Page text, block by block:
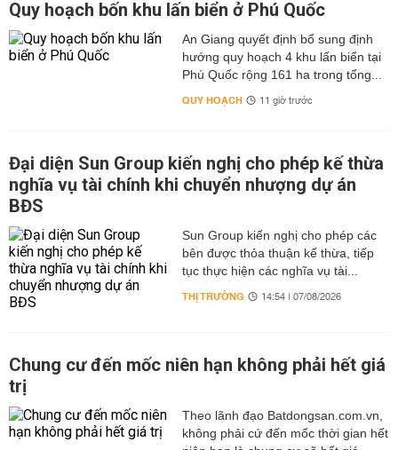
Quy hoạch bốn khu lấn biển ở Phú Quốc
An Giang quyết định bổ sung định
hướng quy hoạch 4 khu lấn biển tại
Phú Quốc rộng 161 ha trong tổng...
QUY HOẠCH 11 giờ trước
Đại diện Sun Group kiến nghị cho phép kế thừa
nghĩa vụ tài chính khi chuyển nhượng dự án
BĐS
Sun Group kiến nghị cho phép các
bên được thỏa thuận kế thừa, tiếp
tục thực hiện các nghĩa vụ tài...
THỊ TRƯỜNG 14:54 | 07/08/2026
Chung cư đến mốc niên hạn không phải hết giá
trị
Theo lãnh đạo Batdongsan.com.vn,
không phải cứ đến mốc thời gian hết